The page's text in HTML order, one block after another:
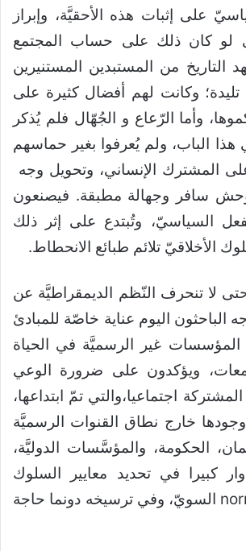
على إثبات هذه الأحقيَّة، وإبراز
لو كان ذلك على حساب المجتمع
التاريخ من المستبدين المستنيرين
تليدة؛ وكانت لهم أفضال كثيرة على
وأما الرّعاع و الجُهّال فلم يُذكر
الباب، ولم يُعرفوا بغير حماسهم
المشترك الإنساني، وتحويل وجه
سافر وجهالة مطبقة. فيصنعون
السياسيّ، وتُبتدع على إثر ذلك
الأخلاقيّ تلائم طبائع الانحطاط.
لا تنحرف النّظم الديمقراطيَّة عن
الباحثون اليوم عناية خاصّة للمبادئ
المؤسسات غير الرسميَّة في الحياة
ويؤكدون على ضرورة الوعي
اجتماعيا،والتي تمّ ابتداعها،
وجودها خارج نطاق القنوات الرسميَّة
الحكومة، والمؤسَّسات الدوليَّة،
كبيرا في تحديد معايير السلوك
norms of conduct السويّ، وفي ترسيخه دونما حاجة